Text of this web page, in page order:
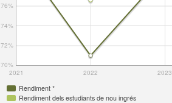
2021 2022 2023
70%
72%
74%
76%
Rendiment *
Rendiment dels estudiants de nou ingrés